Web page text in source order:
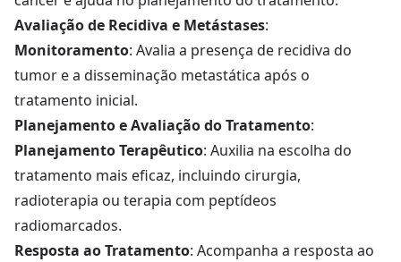
Avaliação de Recidiva e Metástases:
Monitoramento: Avalia a presença de recidiva do
tumor e a disseminação metastática após o
tratamento inicial.
Planejamento e Avaliação do Tratamento:
Planejamento Terapêutico: Auxilia na escolha do
tratamento mais eficaz, incluindo cirurgia,
radioterapia ou terapia com peptídeos
radiomarcados.
Resposta ao Tratamento: Acompanha a resposta ao